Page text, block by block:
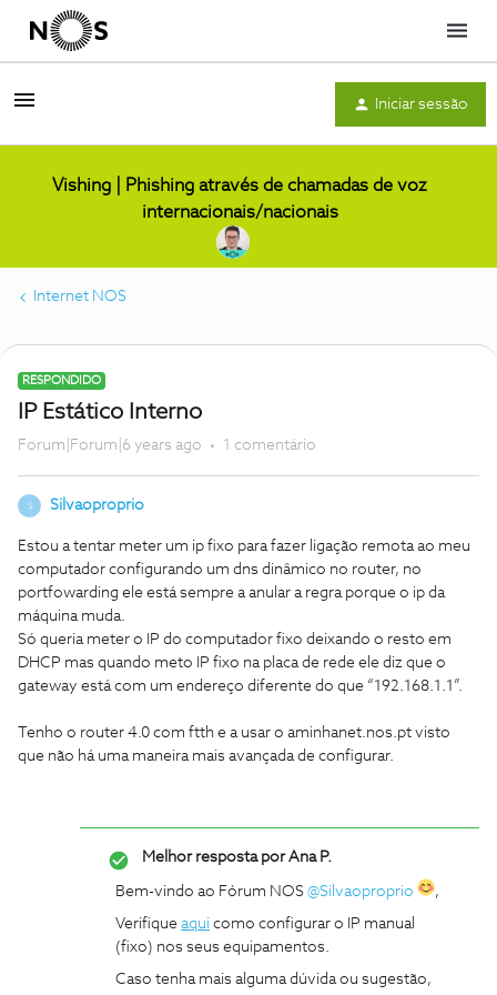
Menu
Iniciar sessão
Vishing | Phishing através de chamadas de voz
internacionais/nacionais
Internet NOS
RESPONDIDO
IP Estático Interno
Forum|Forum|6 years ago 1 comentário
S Silvaoproprio
Estou a tentar meter um ip fixo para fazer ligação remota ao meu
computador configurando um dns dinâmico no router, no
portfowarding ele está sempre a anular a regra porque o ip da
máquina muda.
Só queria meter o IP do computador fixo deixando o resto em
DHCP mas quando meto IP fixo na placa de rede ele diz que o
gateway está com um endereço diferente do que “192.168.1.1”.
Tenho o router 4.0 com ftth e a usar o aminhanet.nos.pt visto
que não há uma maneira mais avançada de configurar.
Melhor resposta porAna P.
Bem-vindo ao Fórum NOS @Silvaoproprio ,
Verifique aqui como configurar o IP manual
(fixo) nos seus equipamentos.
Caso tenha mais alguma dúvida ou sugestão,